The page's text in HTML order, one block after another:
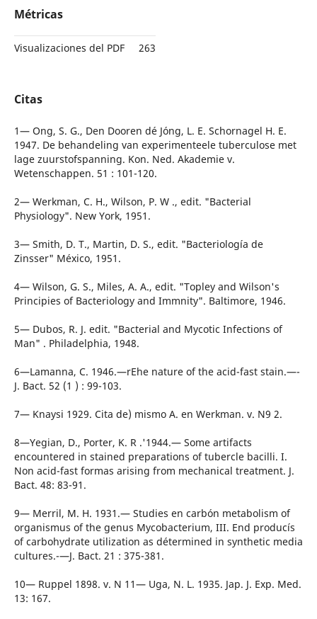
Métricas
Visualizaciones del PDF 263
Citas
1— Ong, S. G., Den Dooren dé Jóng, L. E. Schornagel H. E.
1947. De behandeling van experimenteele tuberculose met
lage zuurstofspanning. Kon. Ned. Akademie v.
Wetenschappen. 51 : 101-120.
2— Werkman, C. H., Wilson, P. W ., edit. "Bacterial
Physiology". New York, 1951.
3— Smith, D. T., Martin, D. S., edit. "Bacteriología de
Zinsser" México, 1951.
4— Wilson, G. S., Miles, A. A., edit. "Topley and Wilson's
Principies of Bacteriology and Immnity". Baltimore, 1946.
5— Dubos, R. J. edit. "Bacterial and Mycotic Infections of
Man" . Philadelphia, 1948.
6—Lamanna, C. 1946.—rEhe nature of the acid-fast stain.—-
J. Bact. 52 (1 ) : 99-103.
7— Knaysi 1929. Cita de) mismo A. en Werkman. v. N9 2.
8—Yegian, D., Porter, K. R .'1944.— Some artifacts
encountered in stained preparations of tubercle bacilli. I.
Non acid-fast formas arising from mechanical treatment. J.
Bact. 48: 83-91.
9— Merril, M. H. 1931.— Studies en carbón metabolism of
organismus of the genus Mycobacterium, III. End producís
of carbohydrate utilization as détermined in synthetic media
cultures.-—J. Bact. 21 : 375-381.
10— Ruppel 1898. v. N 11— Uga, N. L. 1935. Jap. J. Exp. Med.
13: 167.